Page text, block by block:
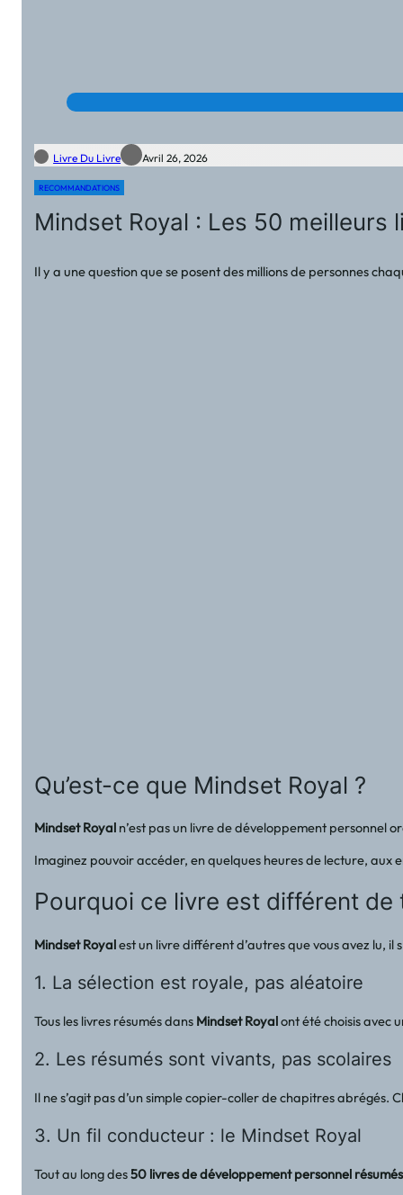
Livre Du Livre Avril 26, 2026
RECOMMANDATIONS
Mindset Royal : Les 50
Il y a une question que se posent des millions de personnes
Qu’est-ce que Mindset Royal ?
Mindset Royal n’est pas un livre de développement personnel
Imaginez pouvoir accéder, en quelques heures de lecture, aux
Pourquoi ce livre est différent de
Mindset Royalest un livre différent d’autres que vous avez lu,
1. La sélection est royale, pas aléatoire
Tous les livres résumés dans Mindset Royalont été choisis avec
2. Les résumés sont vivants, pas scolaires
Il ne s’agit pas d’un simple copier-coller de chapitres abrégés.
3. Un fil conducteur : le Mindset Royal
Tout au long des50 livres de développement personnel